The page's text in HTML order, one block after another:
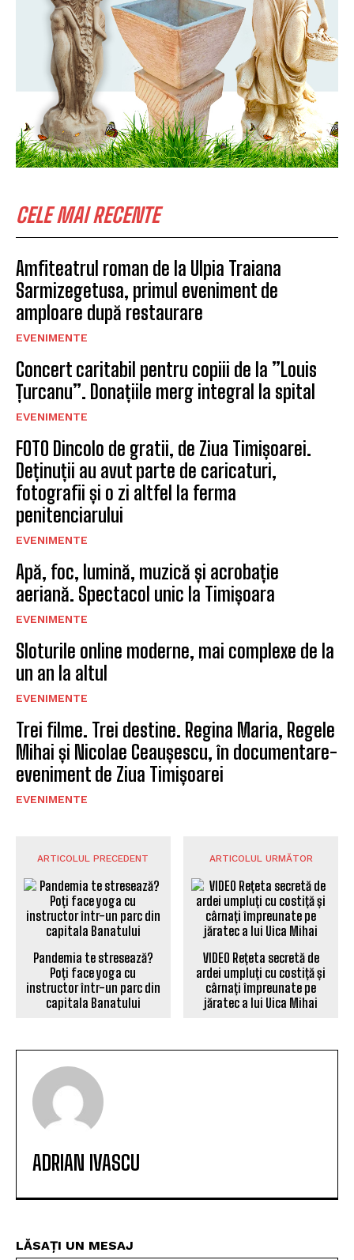
CELE MAI RECENTE
Amfiteatrul roman de la Ulpia Traiana
Sarmizegetusa, primul eveniment de
amploare după restaurare
EVENIMENTE
Concert caritabil pentru copiii de la ”Louis
Țurcanu”. Donațiile merg integral la spital
EVENIMENTE
FOTO Dincolo de gratii, de Ziua Timișoarei.
Deținuții au avut parte de caricaturi,
fotografii și o zi altfel la ferma
penitenciarului
EVENIMENTE
Apă, foc, lumină, muzică și acrobație
aeriană. Spectacol unic la Timișoara
EVENIMENTE
Sloturile online moderne, mai complexe de la
un an la altul
EVENIMENTE
Trei filme. Trei destine. Regina Maria, Regele
Mihai și Nicolae Ceaușescu, în documentare-
eveniment de Ziua Timișoarei
EVENIMENTE
ARTICOLUL PRECEDENT
Pandemia te stresează?
Poți face yoga cu
instructor într-un parc din
capitala Banatului
ARTICOLUL URMĂTOR
VIDEO Rețeta secretă de
ardei umpluți cu costiță și
cârnați împreunate pe
jăratec a lui Uica Mihai
ADRIAN IVASCU
LĂSAȚI UN MESAJ